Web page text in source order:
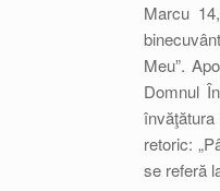
Marcu
Meu”.
Domnul
învăţătura
retoric:
se referă